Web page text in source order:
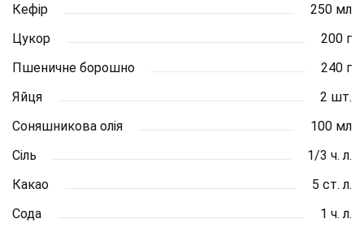
Кефір
250 мл
Цукор
200 г
Пшеничне борошно
240 г
Яйця
2 шт.
Соняшникова олія
100 мл
Сіль
1/3 ч. л.
Какао
5 ст. л.
Сода
1 ч. л.